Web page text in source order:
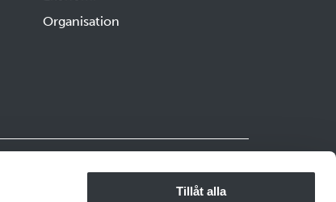
Tillåt alla
Organisation
Copyright ©2025 Sh bygg, sten och